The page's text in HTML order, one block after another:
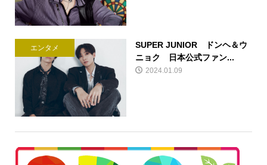
エンタメ
SUPER JUNIOR ドンヘ＆ウ
ニョク 日本公式ファン...
2024.01.09